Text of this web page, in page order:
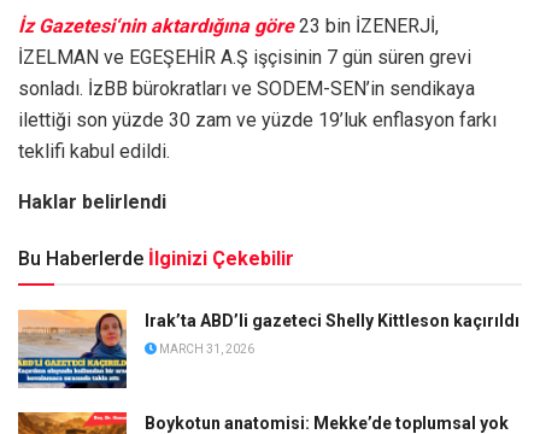
İz Gazetesi‘nin aktardığına göre23 bin İZENERJİ,
İZELMAN ve EGEŞEHİR A.Ş işçisinin 7 gün süren grevi
sonladı. İzBB bürokratları ve SODEM-SEN’in sendikaya
ilettiği son yüzde 30 zam ve yüzde 19’luk enflasyon farkı
teklifi kabul edildi.
Haklar belirlendi
Bu Haberlerde İlginizi Çekebilir
Irak’ta ABD’li gazeteci Shelly Kittleson kaçırıldı
MARCH 31, 2026
Boykotun anatomisi: Mekke’de toplumsal yok